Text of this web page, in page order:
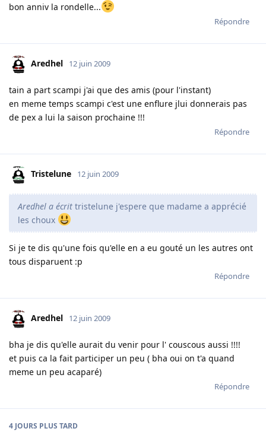
bon anniv la rondelle...
Répondre
Aredhel 12 juin 2009
tain a part scampi j'ai que des amis (pour l'instant)
en meme temps scampi c'est une enflure jlui donnerais pas
de pex a lui la saison prochaine !!!
Répondre
Tristelune 12 juin 2009
Aredhel a écrit tristelune j'espere que madame a apprécié
les choux
Si je te dis qu'une fois qu'elle en a eu gouté un les autres ont
tous disparuent :p
Répondre
Aredhel 12 juin 2009
bha je dis qu'elle aurait du venir pour l' couscous aussi !!!!
et puis ca la fait participer un peu ( bha oui on t'a quand
meme un peu acaparé)
Répondre
4 JOURS PLUS TARD